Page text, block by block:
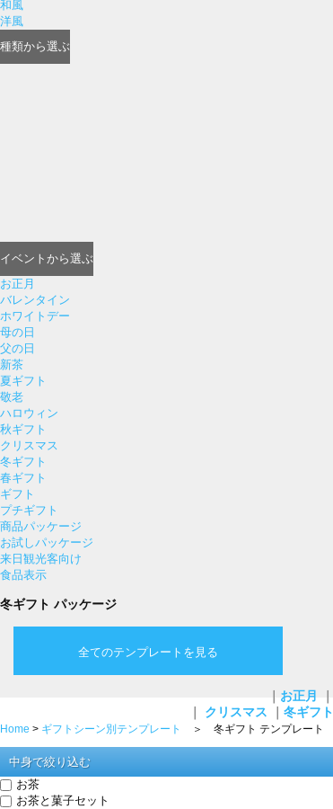
和風
洋風
種類から選ぶ
イベント から選ぶ
お正月
バレンタイン
ホワイトデー
母の日
父の日
新茶
夏ギフト
敬老
ハロウィン
秋ギフト
クリスマス
冬ギフト
春ギフト
ギフト
プチギフト
商品パッケージ
お試しパッケージ
来日観光客向け
食品表示
冬ギフト パッケージ
全てのテンプレートを見る
お正月
クリスマス 冬ギフト
Home > ギフトシーン別テンプレート ＞ 冬ギフト テンプレート
中身で絞り込む
お茶
お茶と菓子セット